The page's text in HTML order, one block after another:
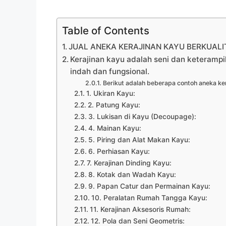
Table of Contents
JUAL ANEKA KERAJINAN KAYU
Kerajinan kayu adalah seni dan
indah dan fungsional.
Berikut adalah beberapa contoh aneka
1. Ukiran Kayu:
2. Patung Kayu:
3. Lukisan di Kayu (Decoupage):
4. Mainan Kayu:
5. Piring dan Alat Makan Kayu:
6. Perhiasan Kayu:
7. Kerajinan Dinding Kayu:
8. Kotak dan Wadah Kayu:
9. Papan Catur dan Permainan Kayu:
10. Peralatan Rumah Tangga Kayu:
11. Kerajinan Aksesoris Rumah:
12. Pola dan Seni Geometris: